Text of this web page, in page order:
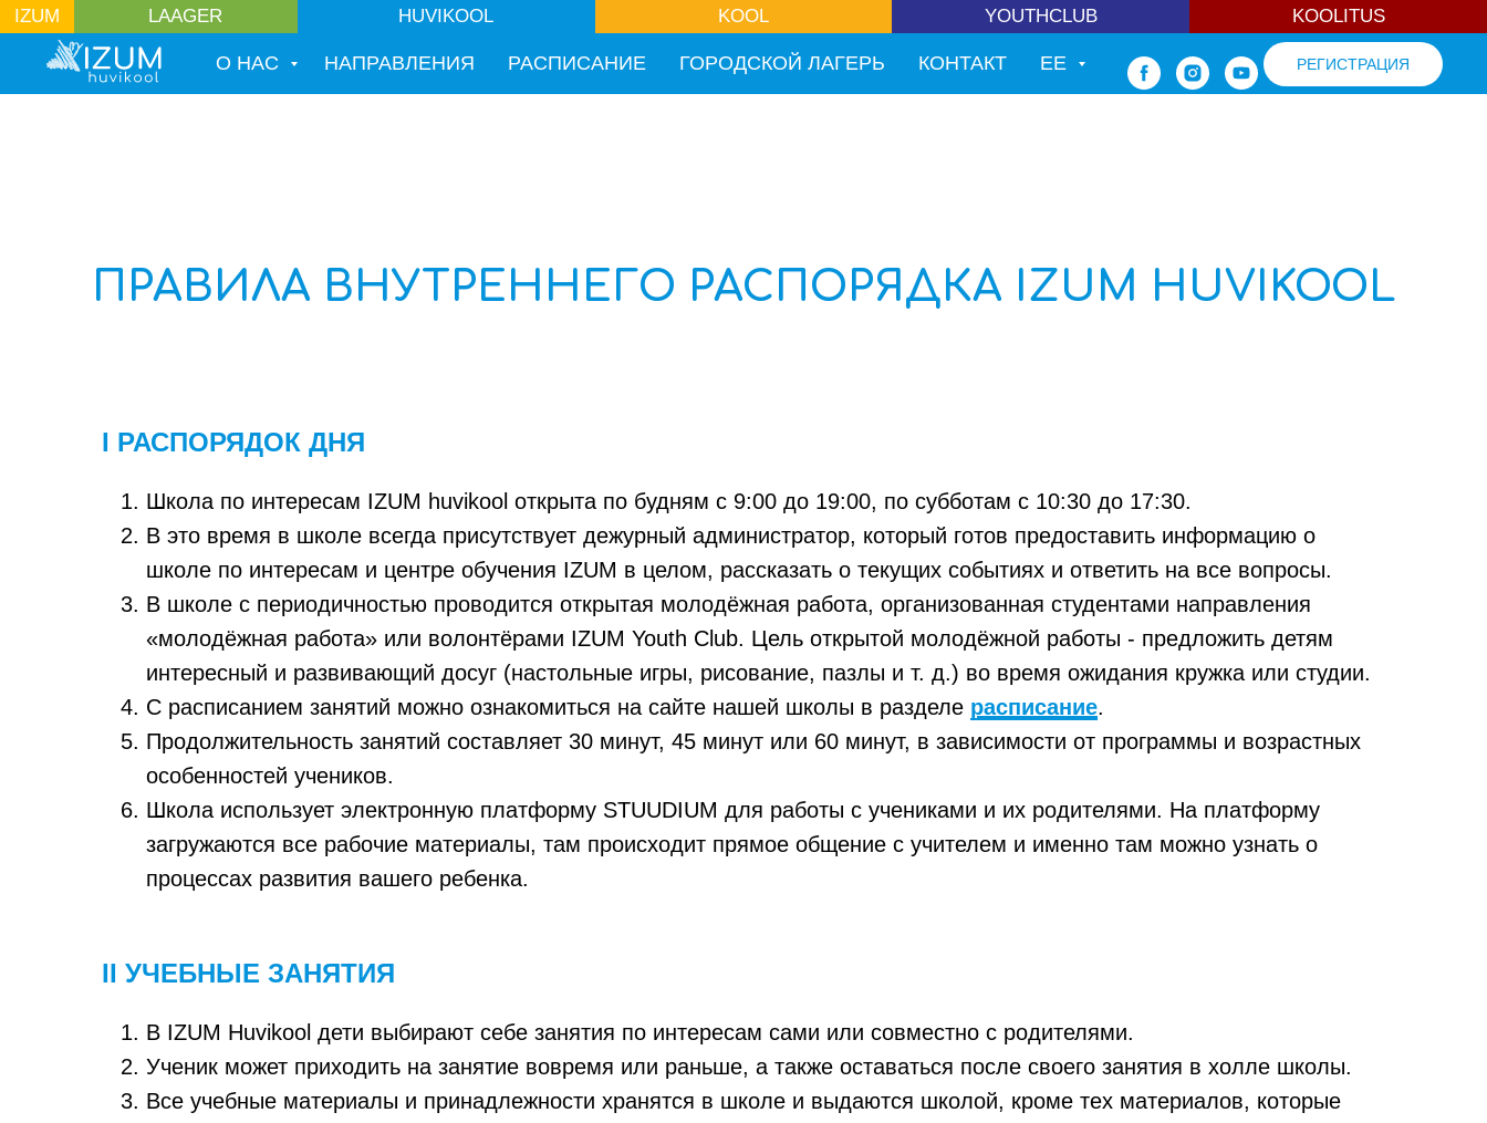
KOOL
HUVIKOOL YOUTHCLUB KOOLITUS
LAAGER
ЛАГЕРЯ ШКОЛА ПО ИНТЕРЕСАМ ШКОЛА МОЛОДЁЖНЫЙ КЛУБ ОБУЧЕНИЕ ВЗРОСЛЫХ
IZUM
О НАС НАПРАВЛЕНИЯ РАСПИСАНИЕ ГОРОДСКОЙ ЛАГЕРЬ КОНТАКТ EE РЕГИСТРАЦИЯ
ПРАВИЛА ВНУТРЕННЕГО РАСПОРЯДКА IZUM HUVIKOOL
I РАСПОРЯДОК ДНЯ
Школа по интересам IZUM huvikool открыта по будням с 9:00 до 19:00, по субботам с 10:30 до 17:30.
В это время в школе всегда присутствует дежурный администратор, который готов предоставить информацию о
школе по интересам и центре обучения IZUM в целом, рассказать о текущих событиях и ответить на все вопросы.
В школе с периодичностью проводится открытая молодёжная работа, организованная студентами направления
«молодёжная работа» или волонтёрами IZUM Youth Club. Цель открытой молодёжной работы - предложить детям
интересный и развивающий досуг (настольные игры, рисование, пазлы и т. д.) во время ожидания кружка или студии.
С расписанием занятий можно ознакомиться на сайте нашей школы в разделе расписание.
Продолжительность занятий составляет 30 минут, 45 минут или 60 минут, в зависимости от программы и возрастных
особенностей учеников.
Школа использует электронную платформу STUUDIUM для работы с учениками и их родителями. На платформу
загружаются всe рабочие материалы, там происходит прямое общение с учителем и именно там можно узнать о
процессах развития вашего ребенка.
II УЧЕБНЫЕ ЗАНЯТИЯ
В IZUM Huvikool дети выбирают себе занятия по интересам сами или совместно с родителями.
Ученик может приходить на занятие вовремя или раньше, а также оставаться после своего занятия в холле школы.
Все учебные материалы и принадлежности хранятся в школе и выдаются школой, кроме тех материалов, которые